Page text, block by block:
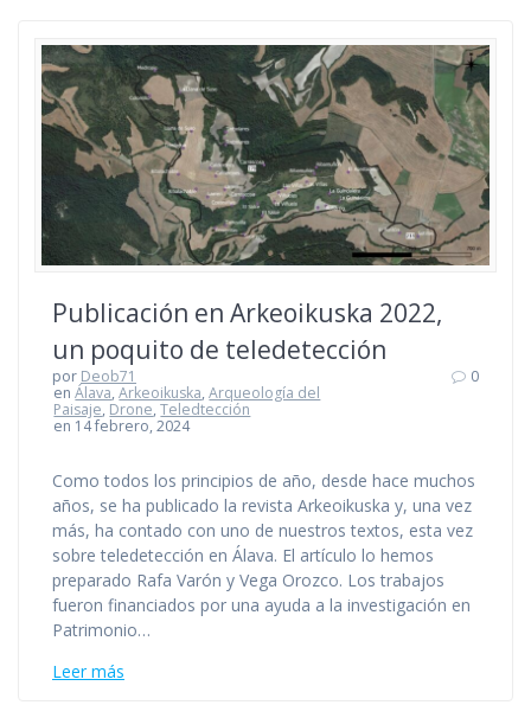
Publicación en Arkeoikuska 2022,
un poquito de teledetección
por Deob71
enÁlava,Arkeoikuska,Arqueología del
Paisaje, Drone,Teledtección
en 14 febrero, 2024
0
Como todos los principios de año, desde hace muchos
años, se ha publicado la revista Arkeoikuska y, una vez
más, ha contado con uno de nuestros textos, esta vez
sobre teledetección en Álava. El artículo lo hemos
preparado Rafa Varón y Vega Orozco. Los trabajos
fueron financiados por una ayuda a la investigación en
Patrimonio…
Leer más